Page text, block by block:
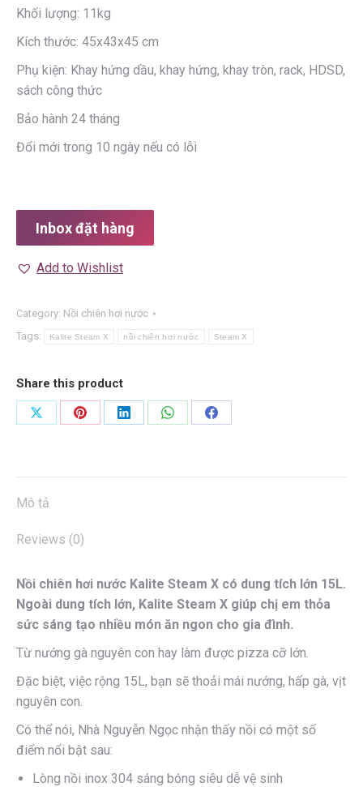
Khối lượng: 11kg
Kích thước: 45x43x45 cm
Phụ kiện: Khay hứng dầu, khay hứng, khay tròn, rack, HDSD,
sách công thức
Bảo hành 24 tháng
Đổi mới trong 10 ngày nếu có lỗi
Inbox đặt hàng
Add to Wishlist
Category: Nồi chiên hơi nước
Tags:
Kalite Steam X nồi chiên hơi nước Steam X
Share this product
Share
Share
Share
Share
Share
Mô tả
Reviews (0)
Nồi chiên hơi nước Kalite Steam X có dung tích lớn 15L.
Ngoài dung tích lớn, Kalite Steam X giúp chị em thỏa
sức sáng tạo nhiều món ăn ngon cho gia đình.
Từ nướng gà nguyên con hay làm được pizza cỡ lớn.
Đặc biệt, việc rộng 15L, bạn sẽ thoải mái nướng, hấp gà, vịt
nguyên con.
Có thể nói, Nhà Nguyễn Ngọc nhận thấy nồi có một số
điểm nổi bật sau:
Lòng nồi inox 304 sáng bóng siêu dễ vệ sinh